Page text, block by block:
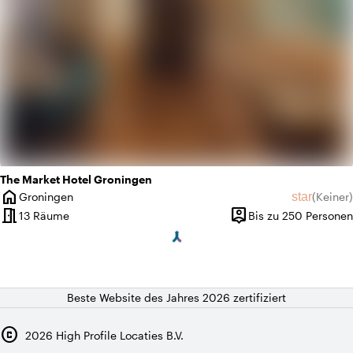
The Market Hotel Groningen
home
Ort
Groningen star(Keiner)
Keine
meeting_room13 Räume person_pin
Kapazität
Bis zu 250 Personen
Beste Website des Jahres 2026 zertifiziert
copyright 2026 High Profile Locaties B.V.